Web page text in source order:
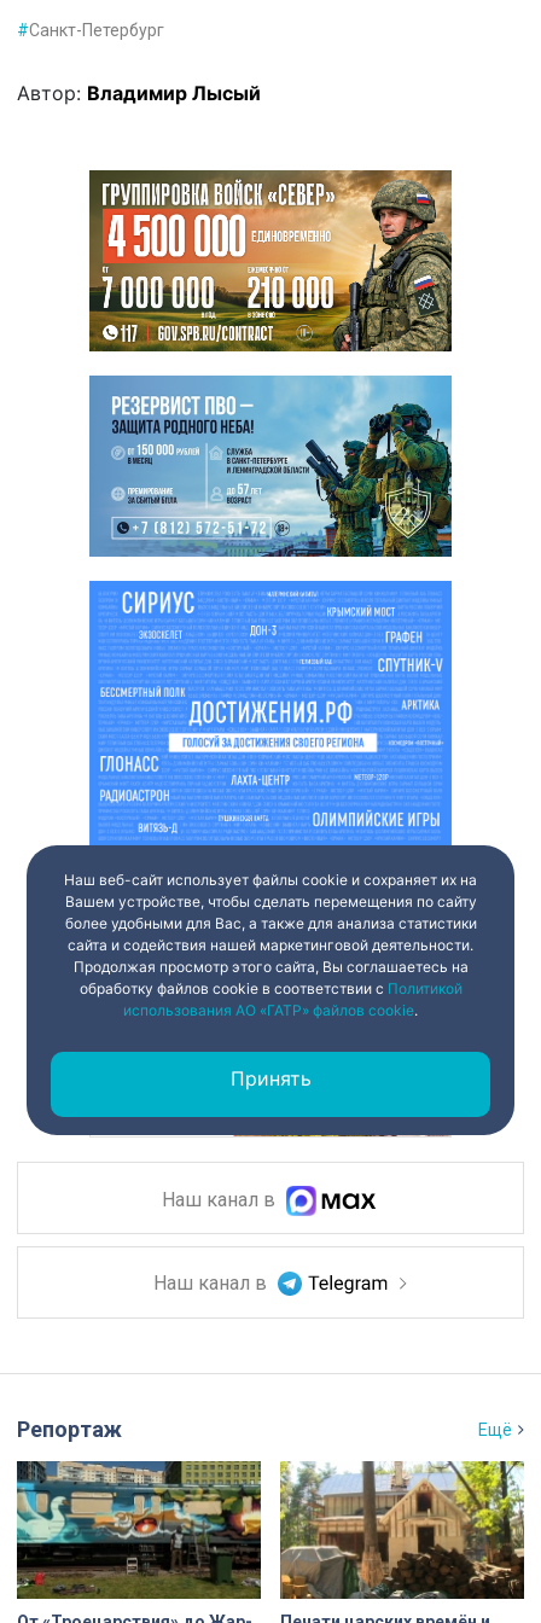
#Санкт-Петербург
Автор: Владимир Лысый
Наш канал в
Наш канал в
Репортаж Ещё
Наш веб-сайт использует файлы cookie и сохраняет их на
Вашем устройстве, чтобы сделать перемещения по сайту
более удобными для Вас, а также для анализа статистики
сайта и содействия нашей маркетинговой деятельности.
Продолжая просмотр этого сайта, Вы соглашаетесь на
обработку файлов cookie в соответствии с Политикой
использования АО «ГАТР» файлов cookie.
Принять